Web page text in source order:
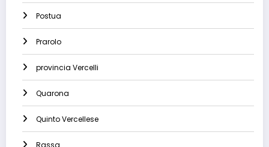
Postua
Prarolo
provincia Vercelli
Quarona
Quinto Vercellese
Rassa